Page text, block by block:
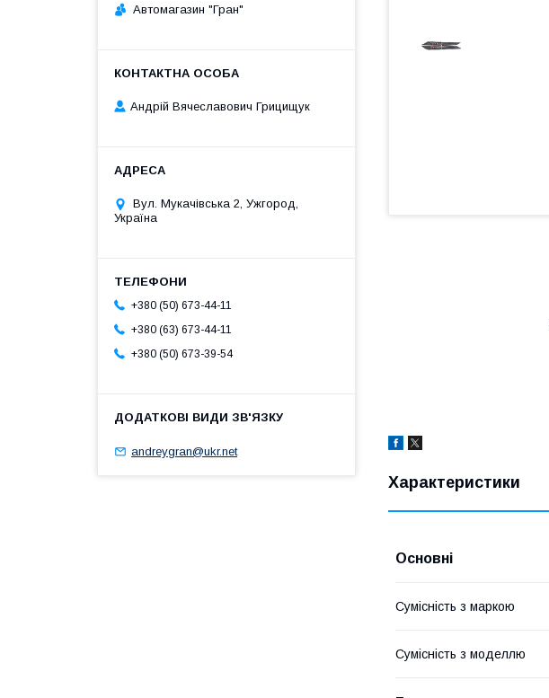
Характеристики
Основні
Сумісність з маркою
Сумісність з моделлю
Автомагазин "Гран"
Андрій Вячеславович Грицищук
Вул. Мукачівська 2, Ужгород,
Україна
+380 (50) 673-44-11
+380 (63) 673-44-11
+380 (50) 673-39-54
andreygran@ukr.net